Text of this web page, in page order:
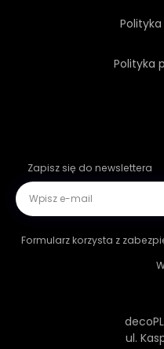
Polityka
Zapisz się do newslettera
Formularz korzysta z
ul.